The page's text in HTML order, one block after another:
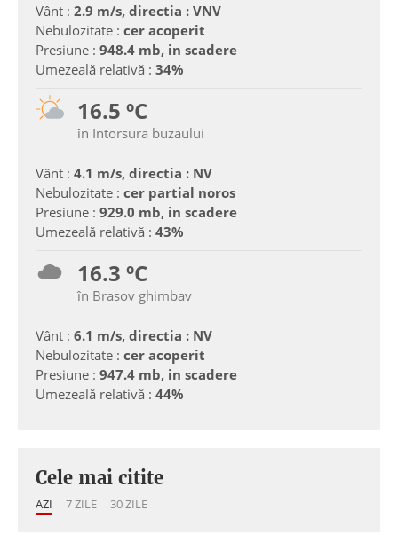
Vânt : 2.9 m/s, directia : VNV
Nebulozitate : cer acoperit
Presiune : 948.4 mb, in scadere
Umezeală relativă : 34%
16.5 ºC
în Intorsura buzaului
Vânt : 4.1 m/s, directia : NV
Nebulozitate : cer partial noros
Presiune : 929.0 mb, in scadere
Umezeală relativă : 43%
16.3 ºC
în Brasov ghimbav
Vânt : 6.1 m/s, directia : NV
Nebulozitate : cer acoperit
Presiune : 947.4 mb, in scadere
Umezeală relativă : 44%
Cele mai citite
AZI 7 ZILE 30 ZILE